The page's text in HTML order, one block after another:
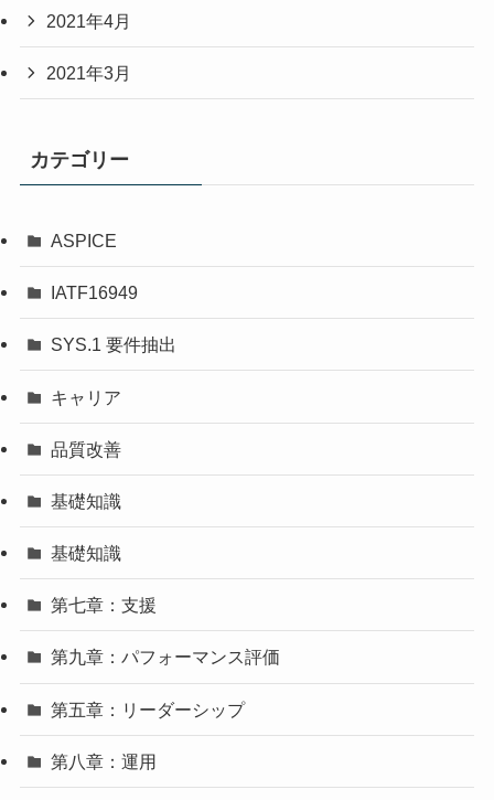
2021年4月
2021年3月
カテゴリー
ASPICE
IATF16949
SYS.1 要件抽出
キャリア
品質改善
基礎知識
基礎知識
第七章：支援
第九章：パフォーマンス評価
第五章：リーダーシップ
第八章：運用